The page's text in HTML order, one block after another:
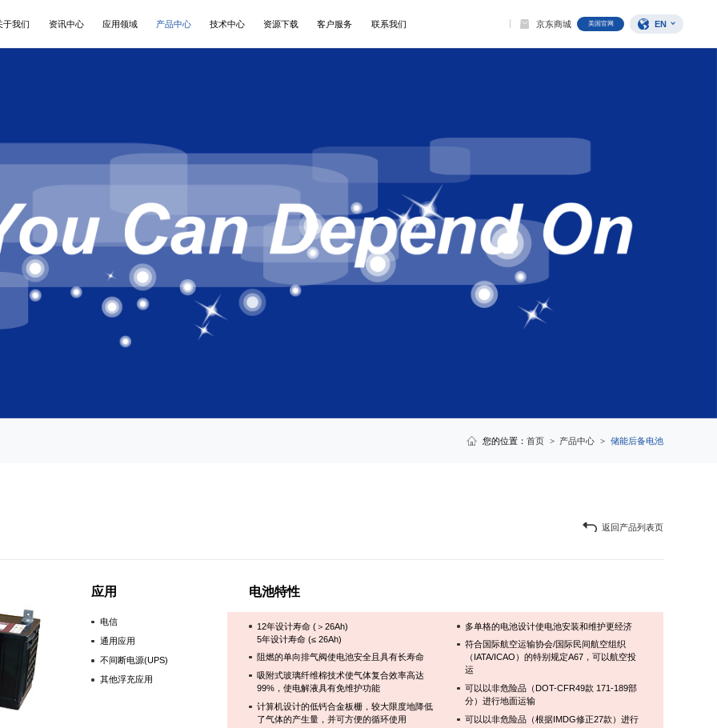
于我们 资讯中心 应用领域 产品中心 技术中心 资源下载 客户服务 联系我们 京东商城 美国官网 EN
您的位置： 首页 > 产品中心 > 储能后备电池
返回产品列表页
应用
电信
通用应用
不间断电源(UPS)
其他浮充应用
电池特性
12年设计寿命 (＞26Ah)
5年设计寿命 (≤ 26Ah)
阻燃的单向排气阀使电池安全且具有长寿命
吸附式玻璃纤维棉技术使气体复合效率高达
99%，使电解液具有免维护功能
计算机设计的低钙合金板栅，较大限度地降低
了气体的产生量，并可方便的循环使用
多单格的电池设计使电池安装和维护更经济
符合国际航空运输协会/国际民间航空组织
（IATA/ICAO）的特别规定A67，可以航空投
运
可以以非危险品（DOT-CFR49款 171-189部
分）进行地面运输
可以以非危险品（根据IMDG修正27款）进行